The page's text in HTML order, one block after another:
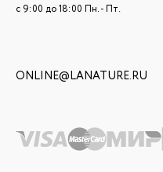
c 9:00 до 18:00 Пн. - Пт.
ONLINE@LANATURE.RU